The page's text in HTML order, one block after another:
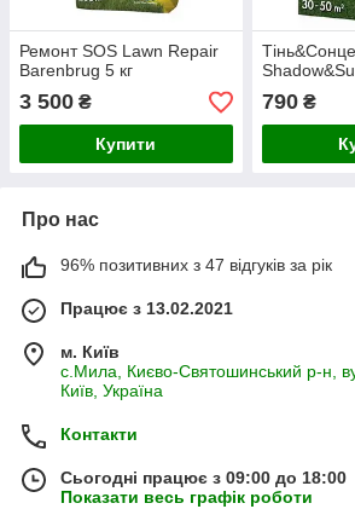
Ремонт SOS Lawn Repair
Barenbrug 5 кг
3 500 ₴
Купити
790₴
Про нас
96% позитивних з 47 відгуків за рік
Працює з 13.02.2021
м. Київ
с.Мила, Києво-Святошинський р-н,
Київ, Україна
Контакти
Сьогодні працює з 09:00 до 18:00
Показати весь графік роботи